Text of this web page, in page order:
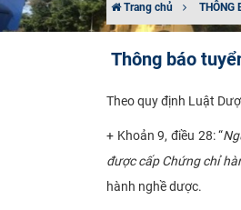
Trang chủ THÔNG
Thông báo
Theo quy định Luật
+ Khoản 9, điều 28: “
được cấp Chứng chỉ
hành nghề dược.